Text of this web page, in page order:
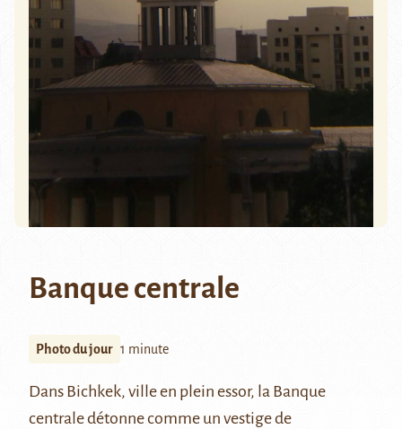
Banque centrale
Photo du jour 1 minute
Dans Bichkek, ville en plein essor, la Banque
centrale détonne comme un vestige de